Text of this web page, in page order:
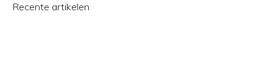
Recente artikelen